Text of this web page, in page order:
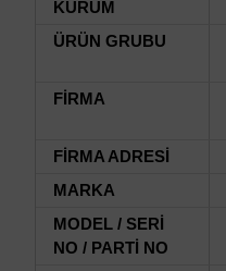
KURUM
ÜRÜN GRUBU
FİRMA
FİRMA ADRESİ
MARKA
MODEL / SERİ
NO / PARTİ NO